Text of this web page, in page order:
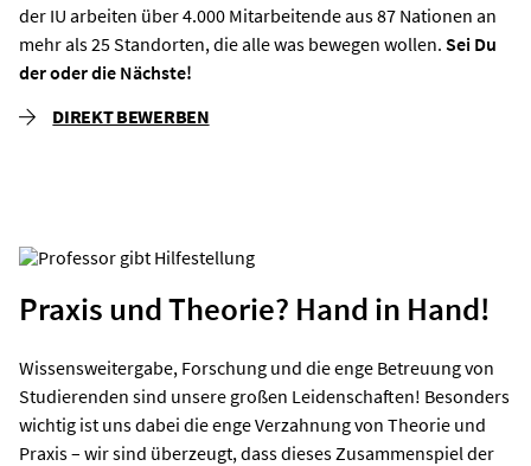
der IU arbeiten über 4.000 Mitarbeitende aus 87 Nationen an
mehr als 25 Standorten, die alle was bewegen wollen. Sei Du
der oder die Nächste!
DIREKT BEWERBEN
Praxis und Theorie? Hand in Hand!
Wissensweitergabe, Forschung und die enge Betreuung von
Studierenden sind unsere großen Leidenschaften! Besonders
wichtig ist uns dabei die enge Verzahnung von Theorie und
Praxis – wir sind überzeugt, dass dieses Zusammenspiel der